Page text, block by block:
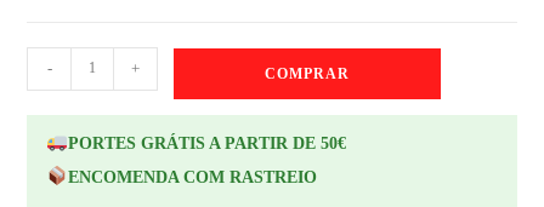
- + COMPRAR
PORTES GRÁTIS A PARTIR DE 50€
ENCOMENDA COM RASTREIO